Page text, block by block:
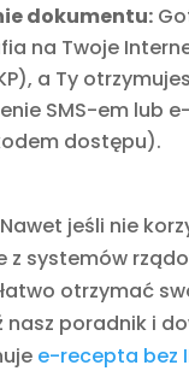
dokumentu:
na Twoje
a Ty
SMS-em lub
dostępu).
jeśli nie
z systemów
otrzymać
nasz poradnik i
e-recepta bez